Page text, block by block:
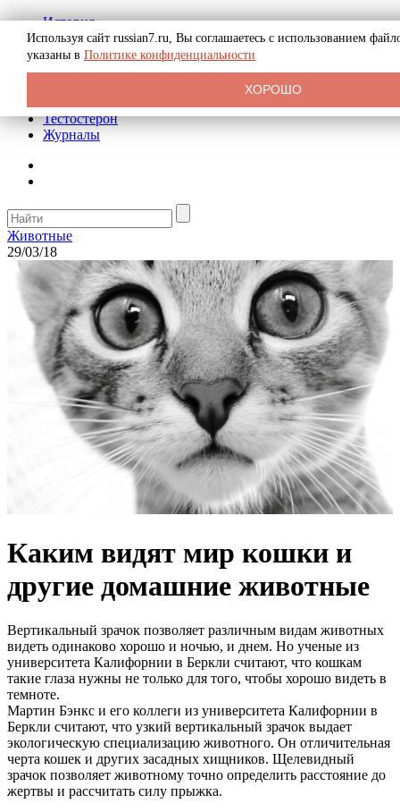
История
Биография
Криминал
Реклама на сайте
Тестостерон
Журналы
Животные
29/03/18
Каким видят мир кошки и
другие домашние животные
Вертикальный зрачок позволяет различным видам животных
видеть одинаково хорошо и ночью, и днем. Но ученые из
университета Калифорнии в Беркли считают, что кошкам
такие глаза нужны не только для того, чтобы хорошо видеть в
темноте.
Мартин Бэнкс и его коллеги из университета Калифорнии в
Беркли считают, что узкий вертикальный зрачок выдает
экологическую специализацию животного. Он отличительная
черта кошек и других засадных хищников. Щелевидный
зрачок позволяет животному точно определить расстояние до
жертвы и рассчитать силу прыжка.
Используя сайт russian7.ru, Вы соглашаетесь с использованием
указаны в Политике конфиденциальности
ХОРОШО